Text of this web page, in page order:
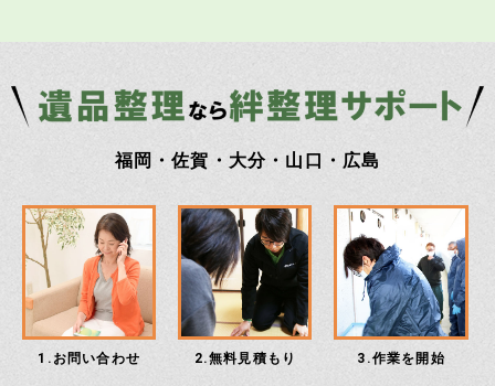
福岡・佐賀・大分・山口・広島
1.お問い合わせ 2.無料見積もり 3.作業を開始